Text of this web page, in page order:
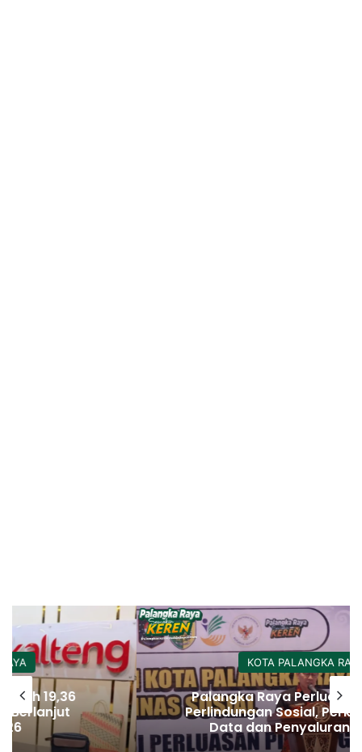
KOTA PALANGKA RAYA
Palangka Raya Perluas Digitalisasi
Perlindungan Sosial, Perkuat Akurasi
Data dan Penyaluran Bansos